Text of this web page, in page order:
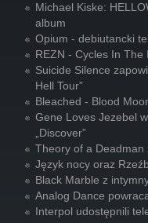
Michael Kiske:
album
Opium - debiutancki
REZN - Cycles In The
Suicide Silence
Hell Tour”
Bleached - Blood
Gene Loves Jezebel
„Discover”
Theory of a Deadman
Język nocy oraz
Black Marble z
Analog Dance
Interpol udostępnili